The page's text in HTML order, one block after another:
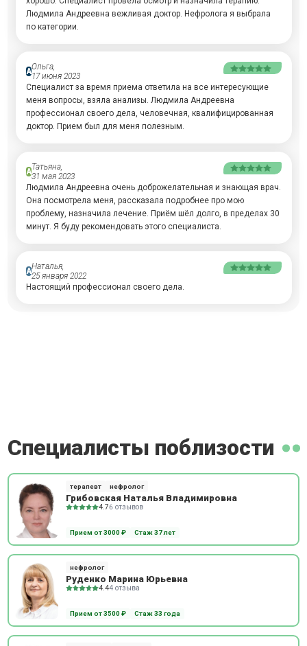
Людмила Андреевна вежливая доктор. Нефролога я выбрала
по категории.
АОльга,
17 июня 2023
Специалист за время приема ответила на все интересующие
меня вопросы, взяла анализы. Людмила Андреевна
профессионал своего дела, человечная, квалифицированная
доктор. Прием был для меня полезным.
АТатьяна,
31 мая 2023
Людмила Андреевна очень доброжелательная и знающая врач.
Она посмотрела меня, рассказала подробнее про мою
проблему, назначила лечение. Приём шёл долго, в пределах 30
минут. Я буду рекомендовать этого специалиста.
АНаталья,
25 января 2022
Настоящий профессионал своего дела.
Специалисты поблизости
терапевт нефролог
Грибовская Наталья Владимировна
4.76 отзывов
Прием от 3000 ₽ Стаж 37 лет
нефролог
Руденко Марина Юрьевна
4.44 отзыва
Прием от 3500 ₽ Стаж 33 года